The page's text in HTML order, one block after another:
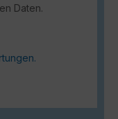
Daten.